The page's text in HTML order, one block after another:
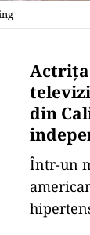
Actriţa
din
Într-un